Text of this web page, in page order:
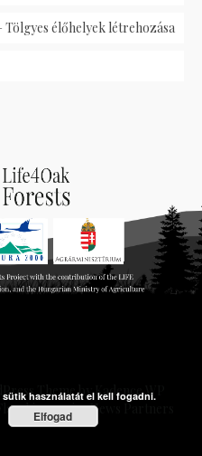
élőhelyek létrehozása
Theme byKadence WP
Flagship speciesNews
használatát el kell fogadni.
Elfogad